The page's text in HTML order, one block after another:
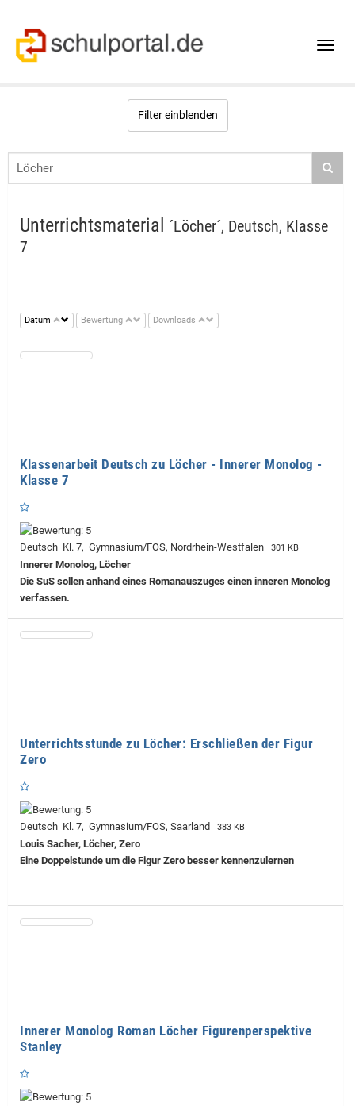
Toggle
Filter einblenden
Unterrichtsmaterial ´Löcher´, Deutsch, Klasse
7
Datum Bewertung Downloads
Klassenarbeit Deutsch zu Löcher - Innerer Monolog -
Klasse 7
Deutsch Kl. 7, Gymnasium/FOS, Nordrhein-Westfalen 301 KB
Innerer Monolog, Löcher
Die SuS sollen anhand eines Romanauszuges einen inneren Monolog
verfassen.
Unterrichtsstunde zu Löcher: Erschließen der Figur
Zero
Deutsch Kl. 7, Gymnasium/FOS, Saarland 383 KB
Louis Sacher, Löcher, Zero
Eine Doppelstunde um die Figur Zero besser kennenzulernen
Innerer Monolog Roman Löcher Figurenperspektive
Stanley